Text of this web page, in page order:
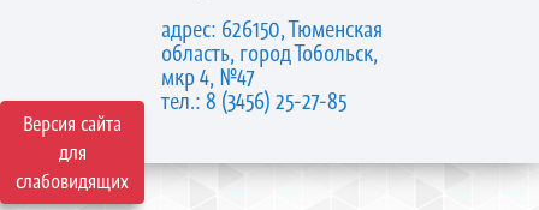
Версия сайта
для
слабовидящих
адрес: 626150, Тюменская
область, город Тобольск,
мкр 4, №47
тел.: 8 (3456) 25-27-85